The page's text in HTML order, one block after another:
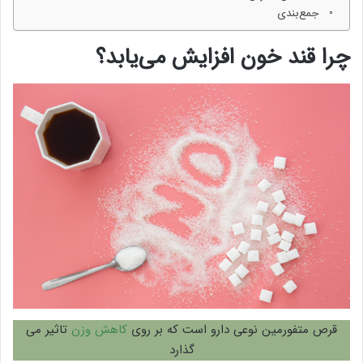
جمع‌بندی
چرا قند خون افزایش می‌یابد؟
قرص متفورمین نوعی دارو است که بر روی کاهش وزن تاثیر می
گذارد